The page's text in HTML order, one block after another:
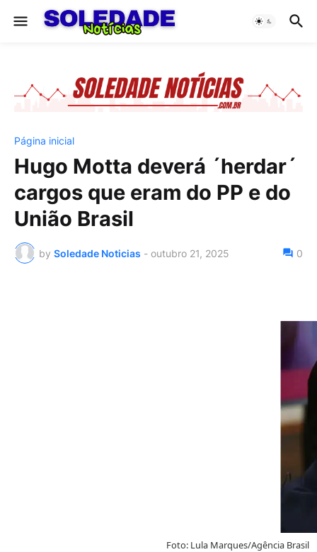
Página inicial
Hugo Motta deverá ´herdar´
cargos que eram do PP e do
União Brasil
by Soledade Noticias - outubro 21, 2025 0
Foto: Lula Marques/Agência Brasil